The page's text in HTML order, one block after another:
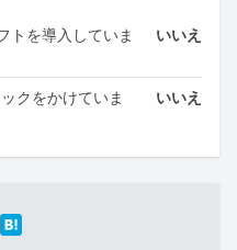
トを導入していま
いいえ
クをかけていま
いいえ